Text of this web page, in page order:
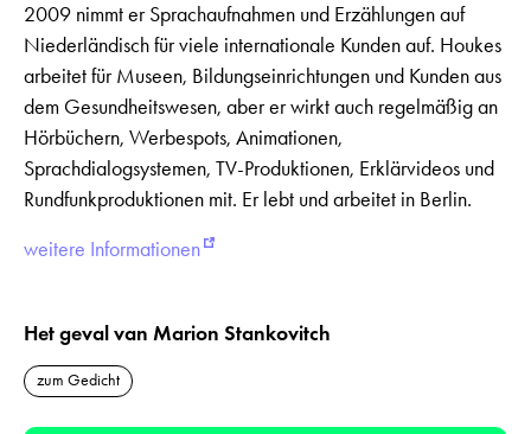
2009 nimmt er Sprachaufnahmen und Erzählungen auf
Niederländisch für viele internationale Kunden auf. Houkes
arbeitet für Museen, Bildungseinrichtungen und Kunden aus
dem Gesundheitswesen, aber er wirkt auch regelmäßig an
Hörbüchern, Werbespots, Animationen,
Sprachdialogsystemen, TV-Produktionen, Erklärvideos und
Rundfunkproduktionen mit. Er lebt und arbeitet in Berlin.
weitere Informationen
Het geval van Marion Stankovitch
zum Gedicht